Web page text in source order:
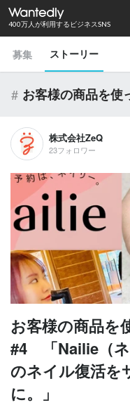
400万人が利用するビジネスSNS
募集 ストーリー
# お客様の商品を使
株式会社ZeQ
23フォロワー
お客様の商品を
#4 「Nailie（ネ
のネイル復活を
に。」